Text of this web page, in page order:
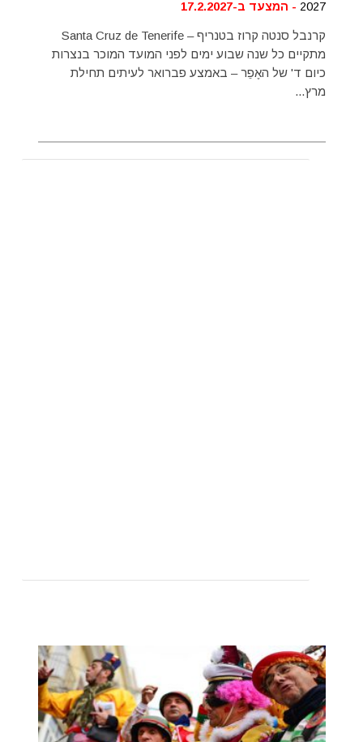
2027 - המצעד ב-17.2.2027
קרנבל סנטה קרוז בטנריף – Santa Cruz de Tenerife
מתקיים כל שנה שבוע ימים לפני המועד המוכר בנצרות
כיום ד' של האֶפֵר – באמצע פברואר לעיתים תחילת
מרץ...